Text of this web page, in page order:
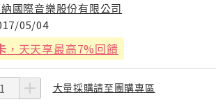
國際音樂股份有限公司
05/04
，天天享最高7%回饋
大量採購請至團購專區